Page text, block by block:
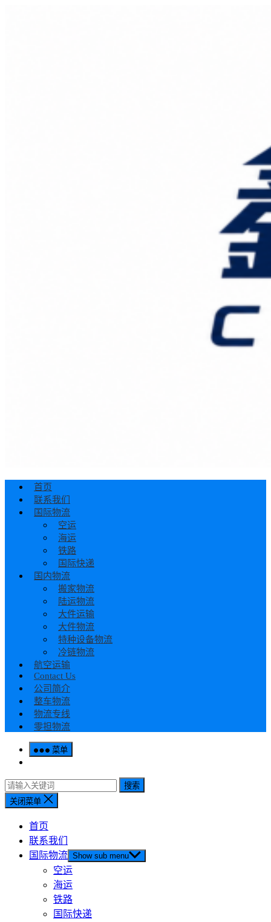
首页
联系我们
国际物流
空运
海运
铁路
国际快递
国内物流
搬家物流
陆运物流
大件运输
大件物流
特种设备物流
冷链物流
航空运输
Contact Us
公司简介
整车物流
物流专线
零担物流
菜单
搜索
关闭菜单
首页
联系我们
国际物流 Show sub menu
空运
海运
铁路
国际快递